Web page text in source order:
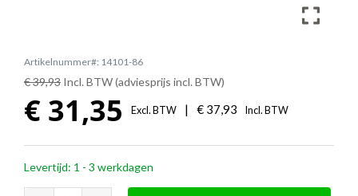
Artikelnummer#: 14101-86
€ 39,93 Incl. BTW (adviesprijs incl. BTW)
€ 31,35 Excl. BTW | € 37,93 Incl. BTW
Levertijd: 1 - 3 werkdagen